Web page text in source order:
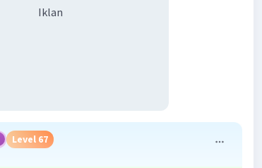
Iklan
Level 67